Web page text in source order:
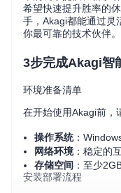
希望快速提升胜率的
手，Akagi都能通过灵
你最可靠的技术伙伴。
3步完成Akagi智
环境准备清单
在开始使用Akagi前，
操作系统：
网络环境：稳定的
存储空间 ：至少
安装部署流程